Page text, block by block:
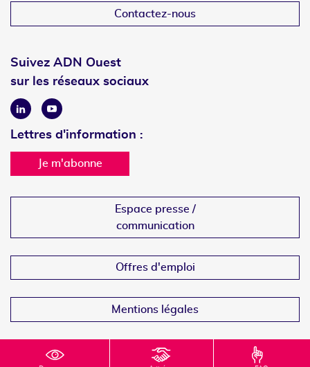
Contactez-nous
Suivez ADN Ouest
sur les réseaux sociaux
LinkedinYoutube
Lettres d'information :
Je m'abonne
Espace presse /
communication
Offres d'emploi
Mentions légales